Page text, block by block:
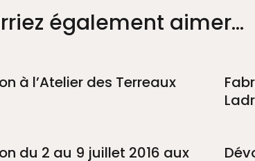
également aimer...
à l’Atelier des Terreaux
du 2 au 9 juillet 2016 aux